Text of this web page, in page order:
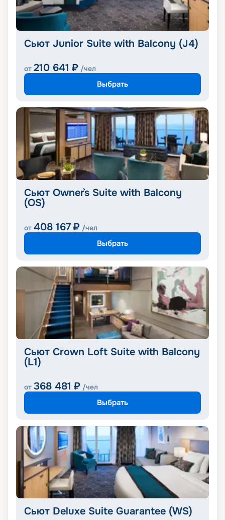
Сьют Junior Suite with Balcony (J4)
от 210 641 ₽ /чел
Выбрать
Сьют Owner`s Suite with Balcony
(OS)
от 408 167 ₽ /чел
Выбрать
Сьют Crown Loft Suite with Balcony
(L1)
от 368 481 ₽ /чел
Выбрать
Сьют Deluxe Suite Guarantee (WS)